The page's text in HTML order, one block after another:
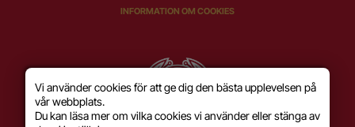
INFORMATION OM COOKIES
Vi använder cookies för att ge dig den bästa upplevelsen på
vår webbplats.
Du kan läsa mer om vilka cookies vi använder eller stänga av